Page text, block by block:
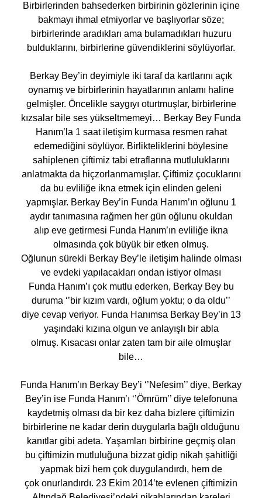
Birbirlerinden bahsederken birbirinin gözlerinin içine
bakmayı ihmal etmiyorlar ve başlıyorlar söze;
birbirlerinde aradıkları ama bulamadıkları huzuru
bulduklarını, birbirlerine güvendiklerini söylüyorlar.
Berkay Bey’in deyimiyle iki taraf da kartlarını açık
oynamış ve birbirlerinin hayatlarının anlamı haline
gelmişler. Öncelikle saygıyı oturtmuşlar, birbirlerine
kızsalar bile ses yükseltmemeyi… Berkay Bey Funda
Hanım’la 1 saat iletişim kurmasa resmen rahat
edemediğini söylüyor. Birlikteliklerini böylesine
sahiplenen çiftimiz tabi etraflarına mutluluklarını
anlatmakta da hiçzorlanmamışlar. Çiftimiz çocuklarını
da bu evliliğe ikna etmek için elinden geleni
yapmışlar. Berkay Bey’in Funda Hanım’ın oğlunu 1
aydır tanımasına rağmen her gün oğlunu okuldan
alıp eve getirmesi Funda Hanım’ın evliliğe ikna
olmasında çok büyük bir etken olmuş.
Oğlunun sürekli Berkay Bey’le iletişim halinde olması
ve evdeki yapılacakları ondan istiyor olması
Funda Hanım’ı çok mutlu ederken, Berkay Bey bu
duruma ‘’bir kızım vardı, oğlum yoktu; o da oldu’’
diye cevap veriyor. Funda Hanımsa Berkay Bey’in 13
yaşındaki kızına olgun ve anlayışlı bir abla
olmuş. Kısacası onlar zaten tam bir aile olmuşlar
bile…
Funda Hanım’ın Berkay Bey’i ‘’Nefesim’’ diye, Berkay
Bey’in ise Funda Hanım’ı ‘’Ömrüm’’ diye telefonuna
kaydetmiş olması da bir kez daha bizlere çiftimizin
birbirlerine ne kadar derin duygularla bağlı olduğunu
kanıtlar gibi adeta. Yaşamları birbirine geçmiş olan
bu çiftimizin mutluluğuna bizzat gidip nikah şahitliği
yapmak bizi hem çok duygulandırdı, hem de
çok onurlandırdı. 23 Ekim 2014’te evlenen çiftimizin